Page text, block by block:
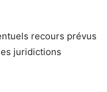
recours prévus
juridictions